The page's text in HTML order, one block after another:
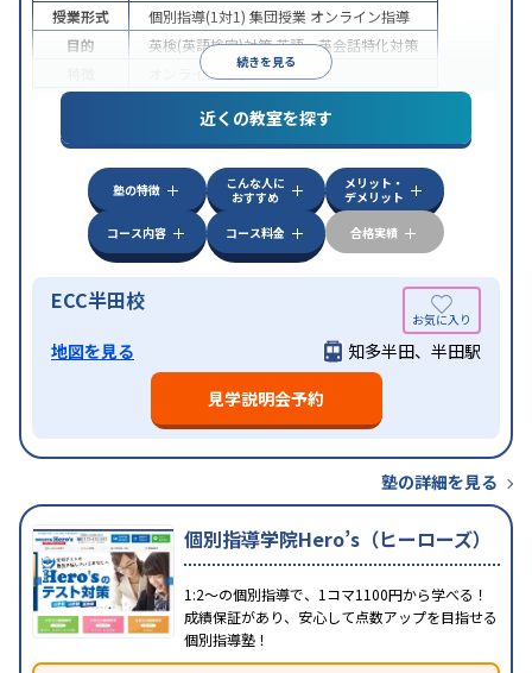
続きを見る
授業形式
個別指導(1対1) 集団授業 オンライン指導
目的
英検(英語検定)対策英語・英会話特化対策
オンライン対応
近くの教室を探す
塾の特徴
こんな人に
おすすめ
メリット・
デメリット
コース内容
コース料金 合格実績
ECC半田校
地図を見る
知多半田、半田駅
見学説明会予約
塾の詳細を見る
個別指導学院Hero’s（ヒーローズ）
1:2～の個別指導で、1コマ1100円から学べる！
成績保証があり、安心して点数アップを目指せる
個別指導塾！